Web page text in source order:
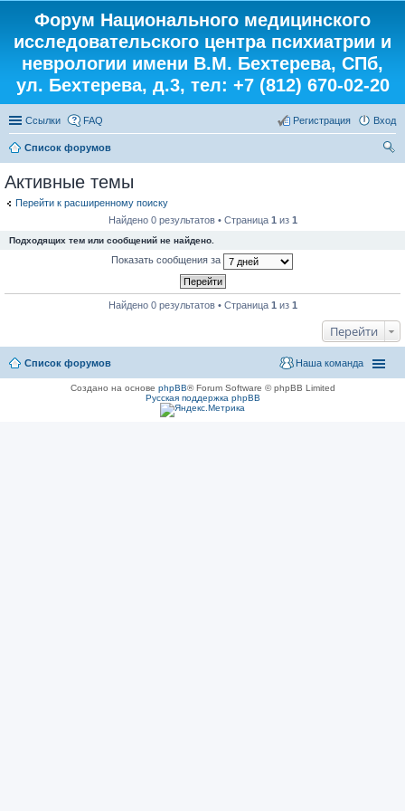
Форум Национального медицинского
исследовательского центра психиатрии и
неврологии имени В.М. Бехтерева, СПб,
ул. Бехтерева, д.3, тел: +7 (812) 670-02-20
Ссылки FAQ Вход
Регистрация
Список форумов
Активные темы
Перейти к расширенному поиску
Найдено 0 результатов • Страница 1 из 1
Подходящих тем или сообщений не найдено.
Показать сообщения за
Найдено 0 результатов • Страница 1 из 1
Перейти
Список форумов Наша команда
Создано на основе phpBB® Forum Software © phpBB Limited
Русская поддержка phpBB